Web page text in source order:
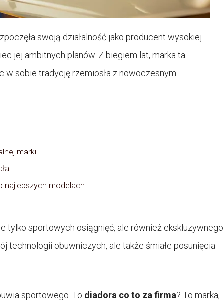
swoją działalność jako producent wysokiej
jej ambitnych planów. Z biegiem lat, marka ta
w sobie tradycję rzemiosła z nowoczesnym
marki
najlepszych modelach
tylko sportowych osiągnięć, ale również ekskluzywnego
technologii obuwniczych, ale także śmiałe posunięcia
sportowego. To diadora co to za firma? To marka,